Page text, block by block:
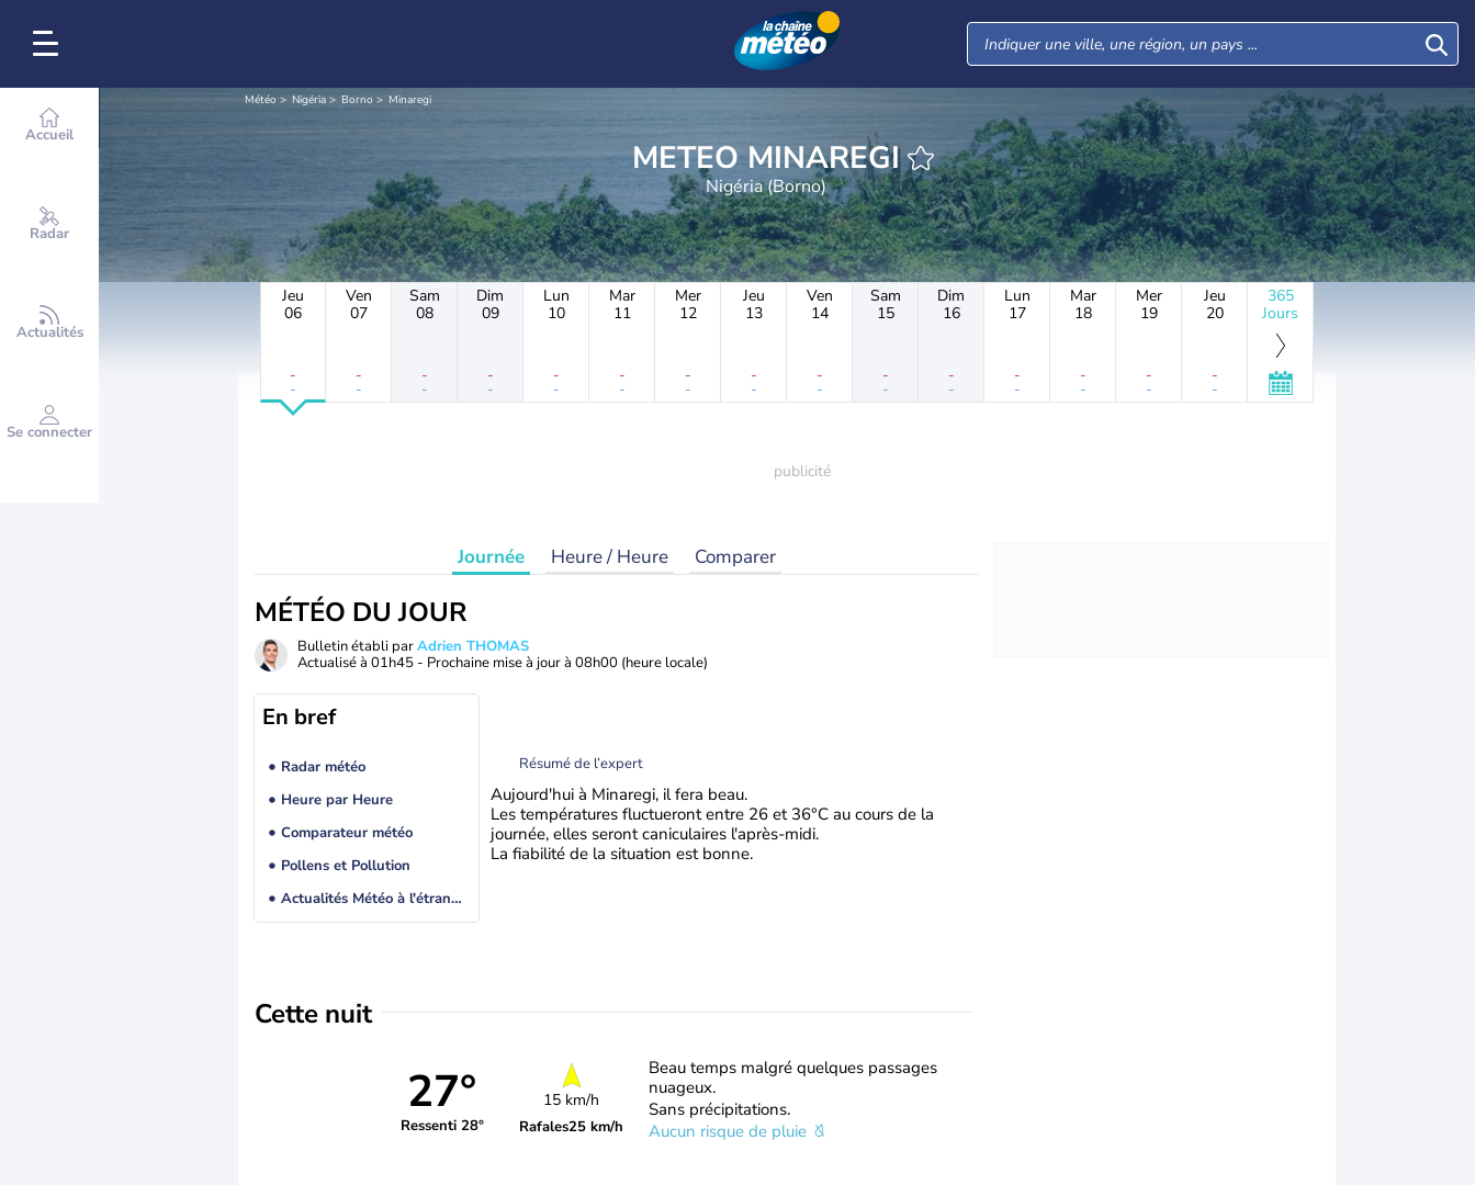
Accueil
Radar
Actualités
Se connecter
Météo Nigéria Borno Minaregi
METEO MINAREGI
Nigéria (Borno)
Jeu
06
-
-
Ven
07
-
-
Sam
08
-
-
Dim
09
-
-
Lun
10
-
-
Mar
11
-
-
Mer
12
-
-
Jeu
13
-
-
Ven
14
-
-
Sam
15
-
-
Dim
16
-
-
Lun
17
-
-
Mar
18
-
-
Mer
19
-
-
Jeu
20
-
-
365
Jours
Journée Heure / Heure Comparer
MÉTÉO DU JOUR
Bulletin établi parAdrien THOMAS
Actualisé à 01h45 - Prochaine mise à jour à 08h00 (heure locale)
En bref
Radar météo
Heure par Heure
Comparateur météo
Pollens et Pollution
Actualités Météo à l'étranger
Résumé de l’expert
Aujourd'hui à Minaregi, il fera beau.
Les températures fluctueront entre 26 et 36°C au cours de la
journée, elles seront caniculaires l'après-midi.
La fiabilité de la situation est bonne.
Cette nuit
27°
Ressenti 28°
15 km/h
Rafales25 km/h
Beau temps malgré quelques passages
nuageux.
Sans précipitations.
Aucun risque de pluie